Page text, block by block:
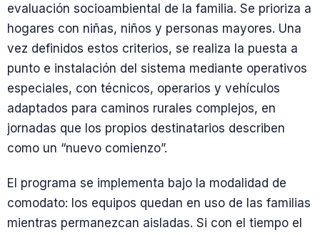
evaluación socioambiental de la familia. Se prioriza a
hogares con niñas, niños y personas mayores. Una
vez definidos estos criterios, se realiza la puesta a
punto e instalación del sistema mediante operativos
especiales, con técnicos, operarios y vehículos
adaptados para caminos rurales complejos, en
jornadas que los propios destinatarios describen
como un “nuevo comienzo”.
El programa se implementa bajo la modalidad de
comodato: los equipos quedan en uso de las familias
mientras permanezcan aisladas. Si con el tiempo el